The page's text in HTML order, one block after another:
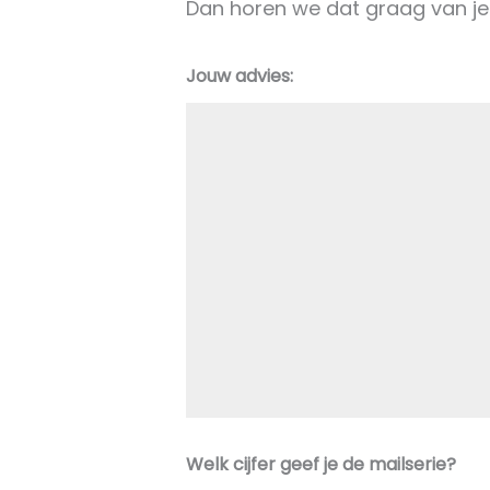
Dan horen we dat graag van
Jouw advies:
Welk cijfer geef je de mailserie?